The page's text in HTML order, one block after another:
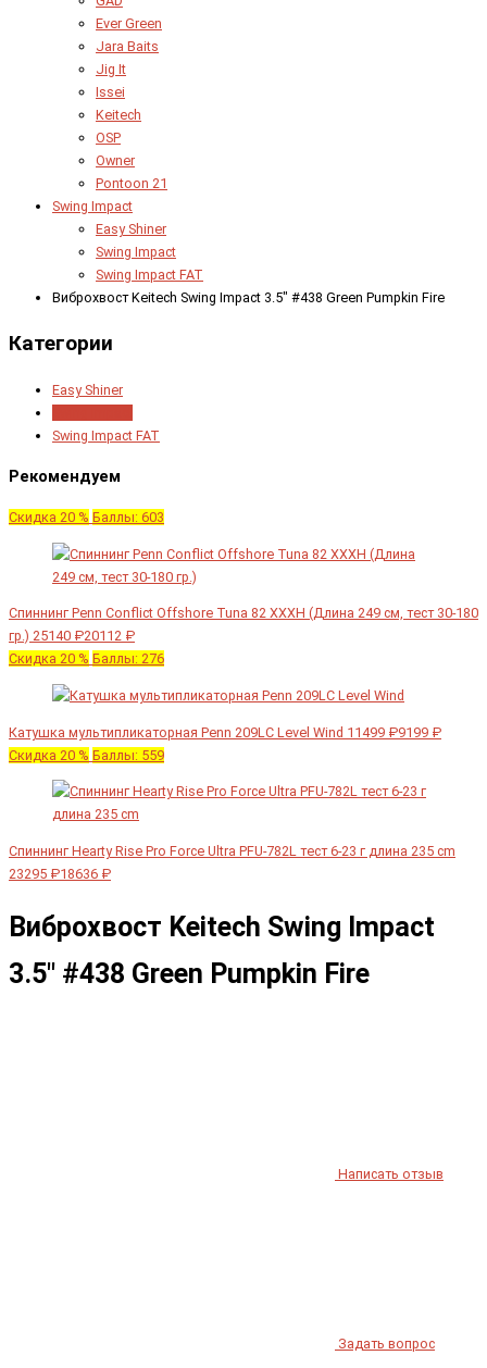
Ever Green
Jara Baits
Jig It
Issei
Keitech
OSP
Owner
Pontoon 21
Swing Impact
Easy Shiner
Swing Impact
Swing Impact FAT
Виброхвост Keitech Swing Impact 3.5" #438 Green Pumpkin Fire
Категории
Easy Shiner
Swing Impact FAT
Рекомендуем
Скидка 20 % Баллы: 603
Спиннинг Penn Conflict Offshore Tuna 82 XXXH (Длина 249 см, тест 30-180
гр.) 25140 ₽20112 ₽
Скидка 20 % Баллы: 276
Катушка мультипликаторная Penn 209LC Level Wind 11499 ₽9199 ₽
Скидка 20 % Баллы: 559
Спиннинг Hearty Rise Pro Force Ultra PFU-782L тест 6-23 г длина 235 cm
23295 ₽18636 ₽
Виброхвост Keitech Swing Impact
3.5" #438 Green Pumpkin Fire
Написать отзыв
Задать вопрос